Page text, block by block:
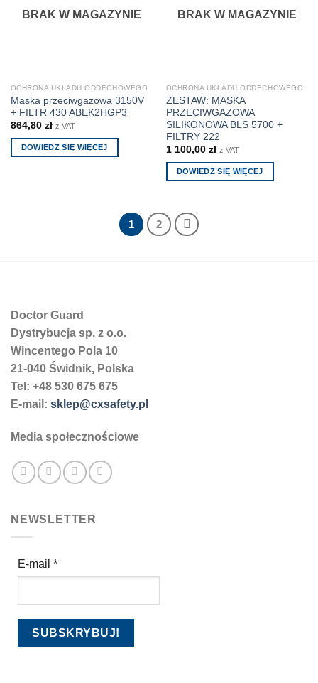
BRAK W MAGAZYNIE
OCHRONA UKŁADU ODDECHOWEGO
Maska przeciwgazowa 3150V
+ FILTR 430 ABEK2HGP3
864,80 zł z VAT
DOWIEDZ SIĘ WIĘCEJ
BRAK W MAGAZYNIE
OCHRONA UKŁADU ODDECHOWEGO
ZESTAW: MASKA
PRZECIWGAZOWA
SILIKONOWA BLS 5700 +
FILTRY 222
1 100,00 zł z VAT
DOWIEDZ SIĘ WIĘCEJ
1 2
Doctor Guard
Dystrybucja sp. z o.o.
Wincentego Pola 10
21-040 Świdnik, Polska
Tel: +48 530 675 675
E-mail: sklep@cxsafety.pl
Media społecznościowe
NEWSLETTER
E-mail *